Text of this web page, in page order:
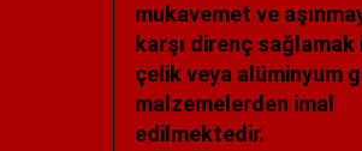
mukavemet ve
karşı direnç sağlamak
çelik veya alüminyum
malzemelerden imal
edilmektedir.